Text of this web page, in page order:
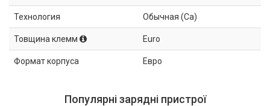
Технология Обычная (Ca)
Товщина клемм Euro
Формат корпуса Евро
Популярні зарядні пристрої